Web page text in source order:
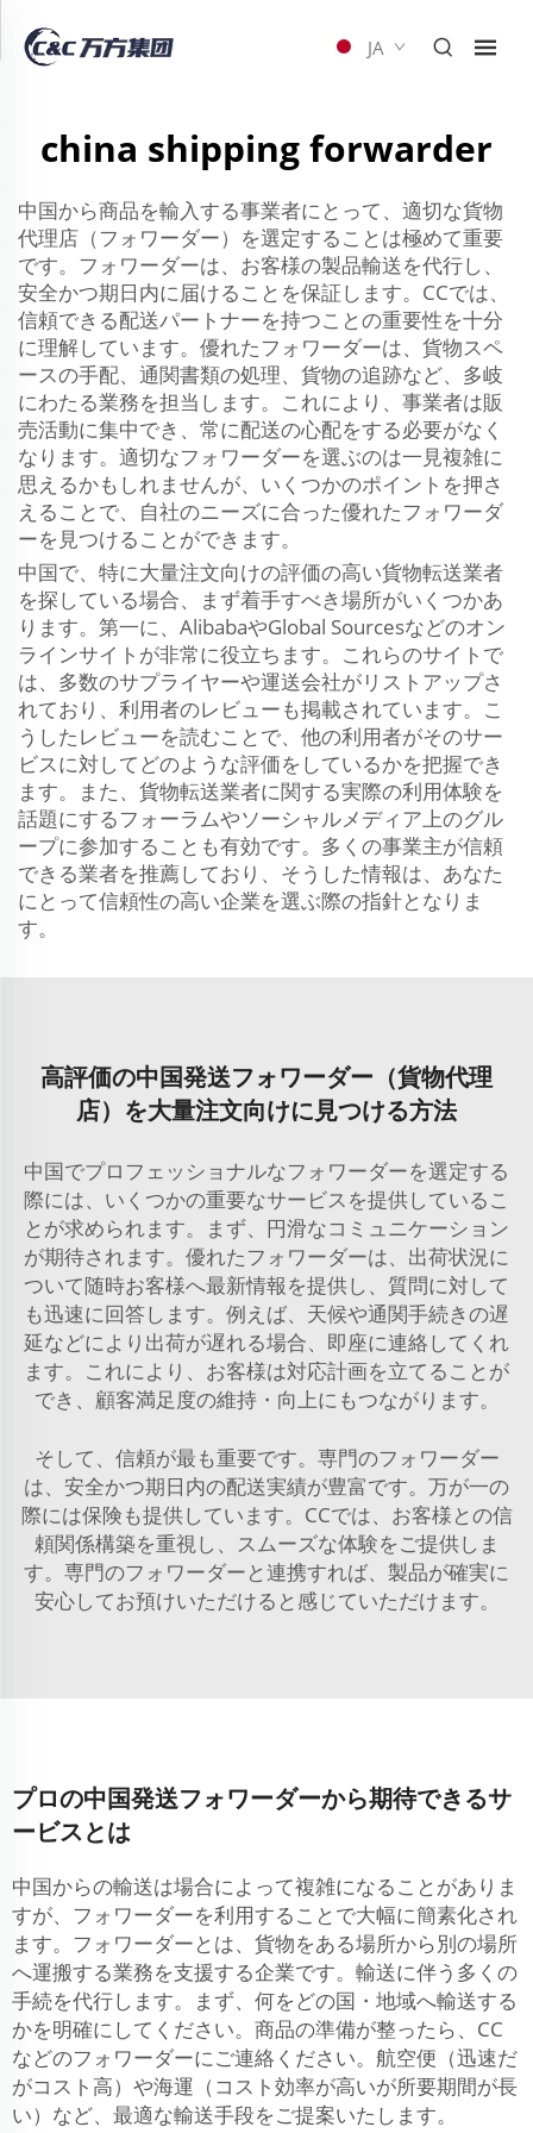
JA
china shipping forwarder
中国から商品を輸入する事業者にとって、適切な貨物
代理店（フォワーダー）を選定することは極めて重要
です。フォワーダーは、お客様の製品輸送を代行し、
安全かつ期日内に届けることを保証します。CCでは、
信頼できる配送パートナーを持つことの重要性を十分
に理解しています。優れたフォワーダーは、貨物スペ
ースの手配、通関書類の処理、貨物の追跡など、多岐
にわたる業務を担当します。これにより、事業者は販
売活動に集中でき、常に配送の心配をする必要がなく
なります。適切なフォワーダーを選ぶのは一見複雑に
思えるかもしれませんが、いくつかのポイントを押さ
えることで、自社のニーズに合った優れたフォワーダ
ーを見つけることができます。
中国で、特に大量注文向けの評価の高い貨物転送業者
を探している場合、まず着手すべき場所がいくつかあ
ります。第一に、AlibabaやGlobal Sourcesなどのオン
ラインサイトが非常に役立ちます。これらのサイトで
は、多数のサプライヤーや運送会社がリストアップさ
れており、利用者のレビューも掲載されています。こ
うしたレビューを読むことで、他の利用者がそのサー
ビスに対してどのような評価をしているかを把握でき
ます。また、貨物転送業者に関する実際の利用体験を
話題にするフォーラムやソーシャルメディア上のグル
ープに参加することも有効です。多くの事業主が信頼
できる業者を推薦しており、そうした情報は、あなた
にとって信頼性の高い企業を選ぶ際の指針となりま
す。
高評価の中国発送フォワーダー（貨物代理
店）を大量注文向けに見つける方法
中国でプロフェッショナルなフォワーダーを選定する
際には、いくつかの重要なサービスを提供しているこ
とが求められます。まず、円滑なコミュニケーション
が期待されます。優れたフォワーダーは、出荷状況に
ついて随時お客様へ最新情報を提供し、質問に対して
も迅速に回答します。例えば、天候や通関手続きの遅
延などにより出荷が遅れる場合、即座に連絡してくれ
ます。これにより、お客様は対応計画を立てることが
でき、顧客満足度の維持・向上にもつながります。
そして、信頼が最も重要です。専門のフォワーダー
は、安全かつ期日内の配送実績が豊富です。万が一の
際には保険も提供しています。CCでは、お客様との信
頼関係構築を重視し、スムーズな体験をご提供しま
す。専門のフォワーダーと連携すれば、製品が確実に
安心してお預けいただけると感じていただけます。
プロの中国発送フォワーダーから期待できるサ
ービスとは
中国からの輸送は場合によって複雑になることがありま
すが、フォワーダーを利用することで大幅に簡素化され
ます。フォワーダーとは、貨物をある場所から別の場所
へ運搬する業務を支援する企業です。輸送に伴う多くの
手続を代行します。まず、何をどの国・地域へ輸送する
かを明確にしてください。商品の準備が整ったら、CC
などのフォワーダーにご連絡ください。航空便（迅速だ
がコスト高）や海運（コスト効率が高いが所要期間が長
い）など、最適な輸送手段をご提案いたします。